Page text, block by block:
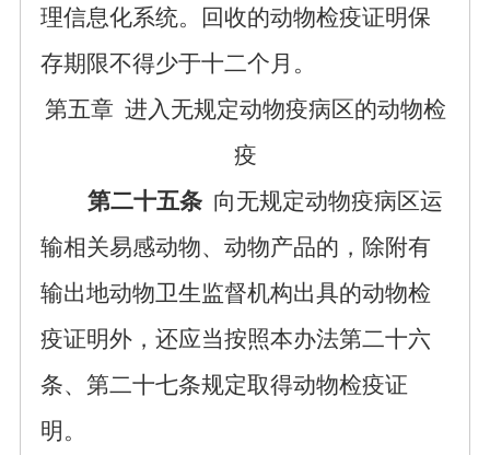
理信息化系统。回收的动物检疫证明保
存期限不得少于十二个月。
第五章 进入无规定动物疫病区的动物检
疫
第二十五条 向无规定动物疫病区运
输相关易感动物、动物产品的，除附有
输出地动物卫生监督机构出具的动物检
疫证明外，还应当按照本办法第二十六
条、第二十七条规定取得动物检疫证
明。